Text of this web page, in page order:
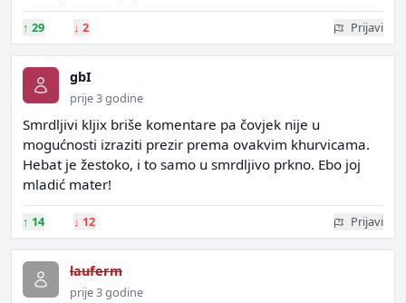
↑ 29 ↓ 2 Prijavi
gbI
prije 3 godine
Smrdljivi kljix briše komentare pa čovjek nije u
mogućnosti izraziti prezir prema ovakvim khurvicama.
Hebat je žestoko, i to samo u smrdljivo prkno. Ebo joj
mladić mater!
↑ 14 ↓ 12 Prijavi
lauferm
prije 3 godine